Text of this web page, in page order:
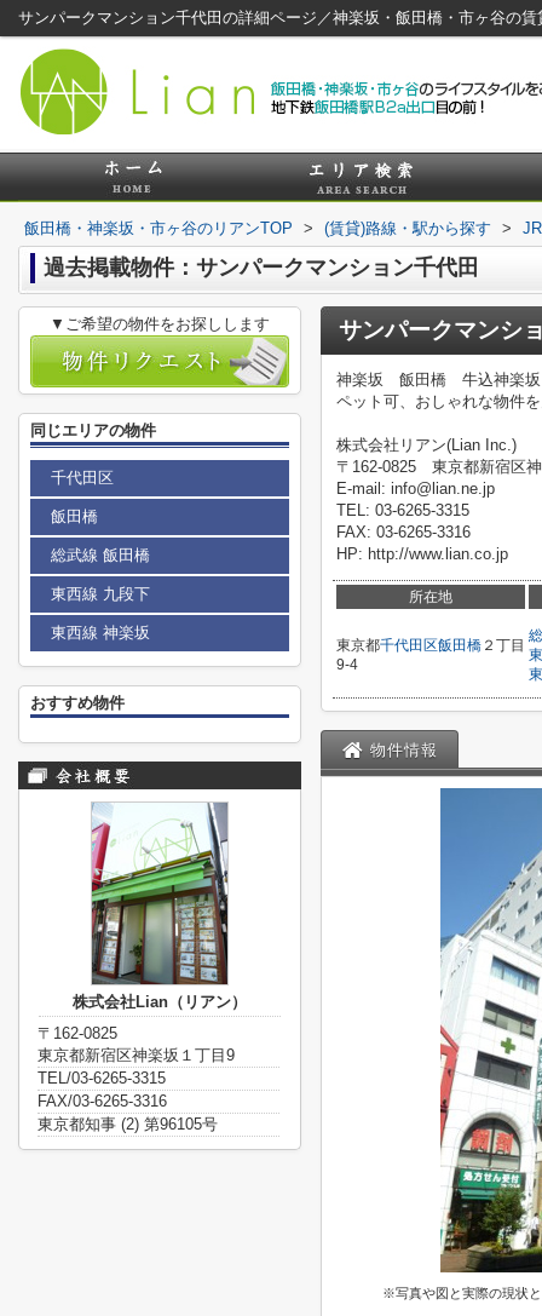
サンパークマンション千代田の詳細ページ／神楽坂・飯田橋・市ヶ谷の
飯田橋・神楽坂・市ヶ谷のリアンTOP > (賃貸)路線・駅から探す >
過去掲載物件：サンパークマンション千代田
サンパークマンシ
神楽坂 飯田橋 牛込神楽坂
ペット可、おしゃれな物件
株式会社リアン(Lian Inc.)
〒162-0825 東京都新宿区
E-mail: info@lian.ne.jp
TEL: 03-6265-3315
FAX: 03-6265-3316
HP: http://www.lian.co.jp
所在地
東京都千代田区飯田橋 ２丁目
9-4
物件情報
※写真や図と実際の現状
▼ご希望の物件をお探しします
同じエリアの物件
千代田区
飯田橋
総武線 飯田橋
東西線 九段下
東西線 神楽坂
おすすめ物件
株式会社Lian（リアン）
〒162-0825
東京都新宿区神楽坂１丁目9
TEL/03-6265-3315
FAX/03-6265-3316
東京都知事 (2) 第96105号